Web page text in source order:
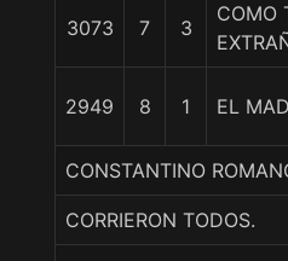
3073 7 3
COMO
2949 8 1 EL
CONSTANTINO
CORRIERON TODOS.